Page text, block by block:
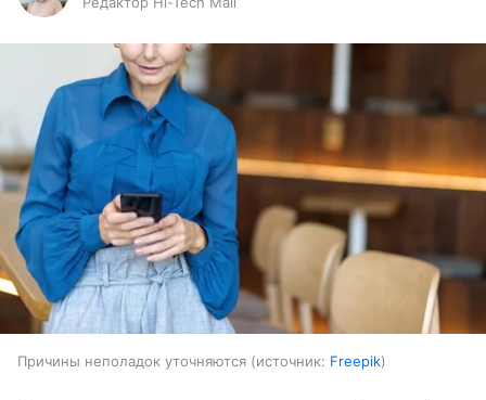
Причины неполадок уточняются источник: Freepik